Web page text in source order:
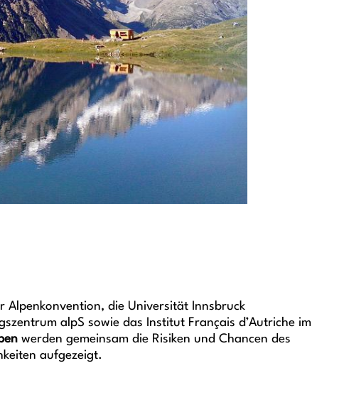
Alpenkonvention, die Universität Innsbruck
alpS sowie das Institut Français d’Autriche im
werden gemeinsam die Risiken und Chancen des
aufgezeigt.